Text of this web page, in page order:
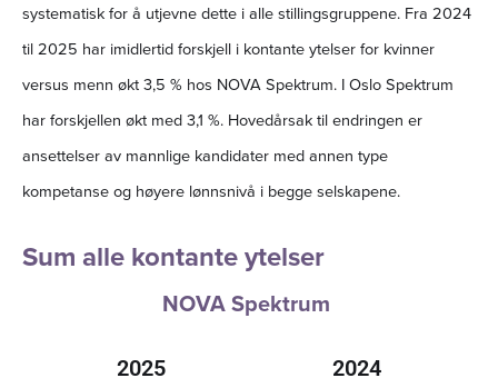
systematisk for å utjevne dette i alle stillingsgruppene. Fra 2024
til 2025 har imidlertid forskjell i kontante ytelser for kvinner
versus menn økt 3,5 % hos NOVA Spektrum. I Oslo Spektrum
har forskjellen økt med 3,1 %. Hovedårsak til endringen er
ansettelser av mannlige kandidater med annen type
kompetanse og høyere lønnsnivå i begge selskapene.
Sum alle kontante ytelser
NOVA Spektrum
2025 2024